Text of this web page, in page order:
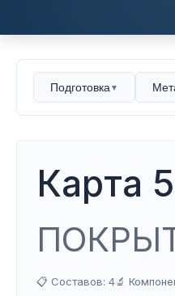
Подготовка ▼
Карта
📋 Составов: 4🔬